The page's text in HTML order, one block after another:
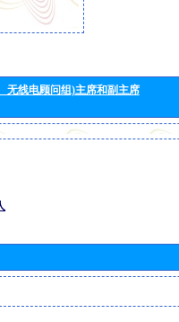
无线电顾问组)主席和副主席